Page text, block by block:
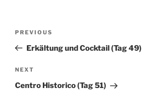
Previous
Post
PREVIOUS
Erkältung und Cocktail (Tag 49)
Next
Post
NEXT
Centro Historico (Tag 51)